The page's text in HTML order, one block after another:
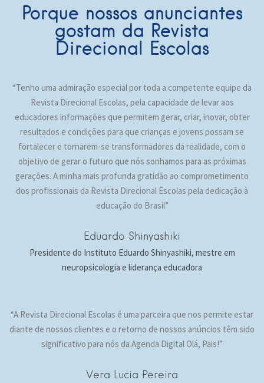
Porque nossos anunciantes
gostam da Revista
Direcional Escolas
“Tenho uma admiração especial por toda a competente equipe da
Revista Direcional Escolas, pela capacidade de levar aos
educadores informações que permitem gerar, criar, inovar, obter
resultados e condições para que crianças e jovens possam se
fortalecer e tornarem-se transformadores da realidade, com o
objetivo de gerar o futuro que nós sonhamos para as próximas
gerações. A minha mais profunda gratidão ao comprometimento
dos profissionais da Revista Direcional Escolas pela dedicação à
educação do Brasil”
Eduardo Shinyashiki
Presidente do Instituto Eduardo Shinyashiki, mestre em
neuropsicologia e liderança educadora
“A Revista Direcional Escolas é uma parceira que nos permite estar
diante de nossos clientes e o retorno de nossos anúncios têm sido
significativo para nós da Agenda Digital Olá, Pais!”
Vera Lucia Pereira